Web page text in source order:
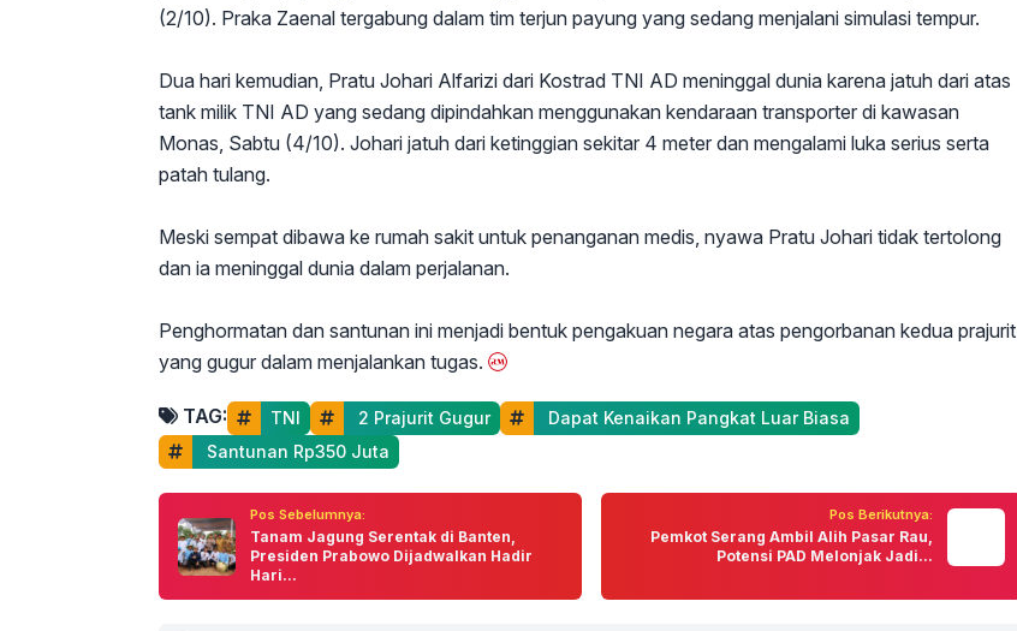
(2/10). Praka Zaenal tergabung dalam tim terjun payung yang sedang menjalani simulasi tempur.
Dua hari kemudian, Pratu Johari Alfarizi dari Kostrad TNI AD meninggal dunia karena jatuh dari atas
tank milik TNI AD yang sedang dipindahkan menggunakan kendaraan transporter di kawasan
Monas, Sabtu (4/10). Johari jatuh dari ketinggian sekitar 4 meter dan mengalami luka serius serta
patah tulang.
Meski sempat dibawa ke rumah sakit untuk penanganan medis, nyawa Pratu Johari tidak tertolong
dan ia meninggal dunia dalam perjalanan.
Penghormatan dan santunan ini menjadi bentuk pengakuan negara atas pengorbanan kedua prajurit
yang gugur dalam menjalankan tugas.
TAG: TNI 2 Prajurit Gugur
Dapat Kenaikan Pangkat Luar Biasa
Santunan Rp350 Juta
Pos Sebelumnya:
Tanam Jagung Serentak di Banten,
Presiden Prabowo Dijadwalkan Hadir
Hari...
Pos Berikutnya:
Pemkot Serang Ambil Alih Pasar Rau,
Potensi PAD Melonjak Jadi...